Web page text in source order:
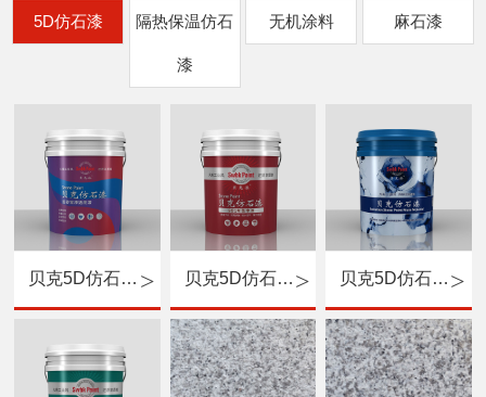
5D仿石漆 隔热保温仿石
漆
无机涂料 麻石漆
贝克5D仿石漆（专用底漆） 贝克5D仿石漆（中涂） 贝克5D仿石漆（主材）